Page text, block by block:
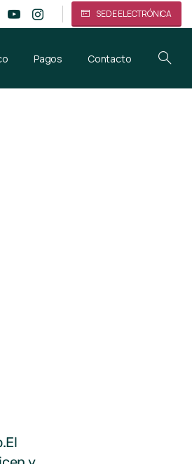
SEDE ELECTRÓNICA
Pagos Contacto